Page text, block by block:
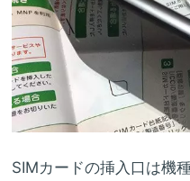
SIMカードの挿入口は機